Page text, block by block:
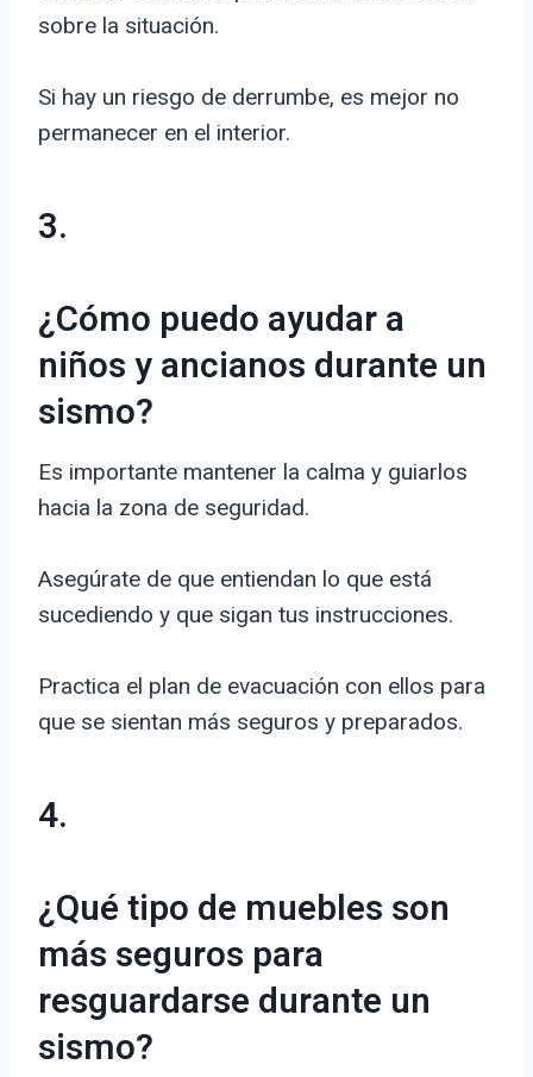
sobre la situación.
Si hay un riesgo de derrumbe, es mejor no
permanecer en el interior.
3.
¿Cómo puedo ayudar a
niños y ancianos durante un
sismo?
Es importante mantener la calma y guiarlos
hacia la zona de seguridad.
Asegúrate de que entiendan lo que está
sucediendo y que sigan tus instrucciones.
Practica el plan de evacuación con ellos para
que se sientan más seguros y preparados.
4.
¿Qué tipo de muebles son
más seguros para
resguardarse durante un
sismo?